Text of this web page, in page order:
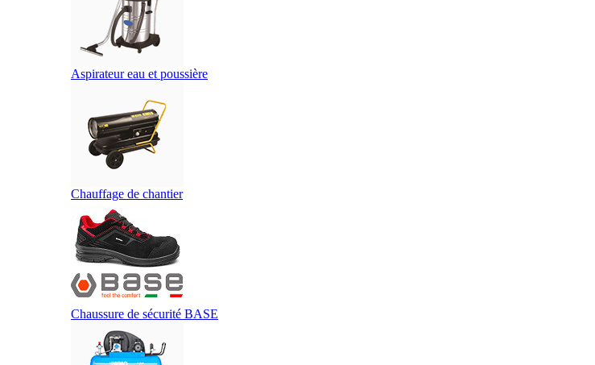
Aspirateur eau et poussière
Chauffage de chantier
Chaussure de sécurité BASE